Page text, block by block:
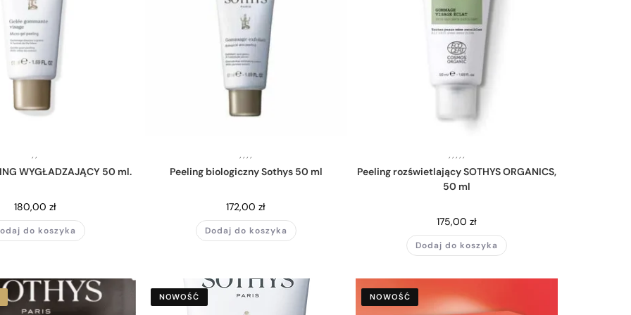
,,
WYGŁADZAJĄCY 50 ml.
180,00 zł
do koszyka
, , , ,
Peeling biologiczny Sothys 50 ml
172,00zł
Dodaj do koszyka
, , , , ,
Peeling rozświetlający SOTHYS ORGANICS,
50 ml
175,00zł
Dodaj do koszyka
NOWOŚĆ NOWOŚĆ